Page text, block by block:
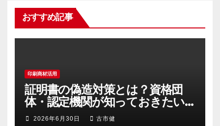
おすすめ記事
印刷商材活用
証明書の偽造対策とは？資格団
体・認定機関が知っておきたい
不正コピー防止策
2026年6月30日 古市健